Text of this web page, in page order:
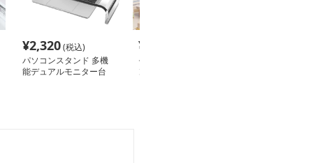
¥2,320(税込)
パソコンスタンド 多機
能デュアルモニター台
¥
モダン木製パソコンスタ
ンド